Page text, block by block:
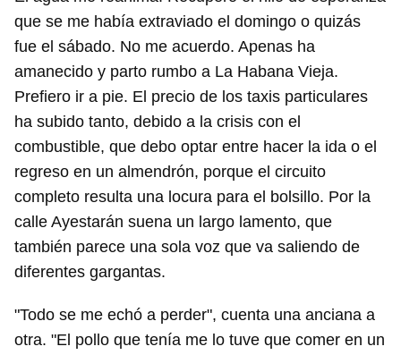
que se me había extraviado el domingo o quizás
fue el sábado. No me acuerdo. Apenas ha
amanecido y parto rumbo a La Habana Vieja.
Prefiero ir a pie. El precio de los taxis particulares
ha subido tanto, debido a la crisis con el
combustible, que debo optar entre hacer la ida o el
regreso en un almendrón, porque el circuito
completo resulta una locura para el bolsillo. Por la
calle Ayestarán suena un largo lamento, que
también parece una sola voz que va saliendo de
diferentes gargantas.
"Todo se me echó a perder", cuenta una anciana a
otra. "El pollo que tenía me lo tuve que comer en un